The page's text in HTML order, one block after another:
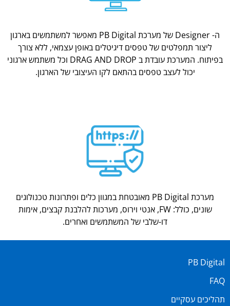
ה- Designer של מערכת PB Digital מאפשר למשתמשים בארגון
ליצור תמפלטים של טפסים דיגיטלים באופן עצמאי, ללא צורך
בפיתוח. המערכת עובדת ב DRAG AND DROP וכל משתמש ארגוני
יכול לעצב טפסים בהתאם לקו העיצובי של הארגון.
מערכת PB Digital מאובטחת במגוון כלים ופתרונות טכנולוגים
שונים, כולל: FW, אנטי וירוס, מערכות להלבנת קבצים, אימות
דו-שלבי של המשתמשים ואחרים.
PB Digital
FAQ
תהליכים עסקיים